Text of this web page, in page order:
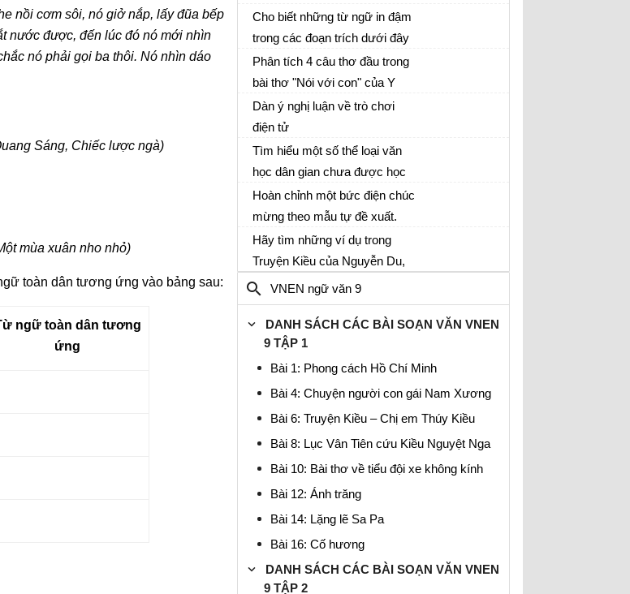
nồi cơm sôi, nó giở nắp, lấy đũa bếp
nước được, đến lúc đó nó mới nhìn
nó phải gọi ba thôi. Nó nhìn dáo
Sáng, Chiếc lược ngà)
mùa xuân nho nhỏ)
toàn dân tương ứng vào bảng sau:
ngữ toàn dân tương
ứng
qua những chi tiết nào?
Soạn văn 9 vnen bài 31 tập 2
Cho biết những từ ngữ in đậm
trong các đoạn trích dưới đây
có tác dụng liên kết câu chứa
chúng với câu nào. Đó là phép
liên kết gì?
Soạn văn 9 vnen bài 31 tập 2
Phân tích 4 câu thơ đầu trong
bài thơ "Nói với con" của Y
Phương
Bốn câu thơ đầu có cách diễn đạt như thế nào?
một bước, hai bước… nói lên điều gì?
Dàn ý nghị luận về trò chơi
điện tử
Dàn ý nghị luận về vấn đề nghiện game online
Tìm hiểu một số thể loại văn
học dân gian chưa được học
trong chương trình ngữ văn
THCS. Với mỗi thể loại, em
hãy lấy một VD.
Hoàn chỉnh một bức điện chúc
mừng theo mẫu tự đề xuất.
Hãy tìm những ví dụ trong
Truyện Kiều của Nguyễn Du,
thơ Hồ Xuân Hương hoặc
sáng tác của một tác giả hiện
đại để thấy ảnh hưởng của
văn học dân gian đối với văn
học viết.
VNEN ngữ văn 9
DANH SÁCH CÁC BÀI SOẠN VĂN VNEN
9 TẬP 1
Bài 1: Phong cách Hồ Chí Minh
Bài 4: Chuyện người con gái Nam Xương
Bài 6: Truyện Kiều – Chị em Thúy Kiều
Bài 8: Lục Vân Tiên cứu Kiều Nguyệt Nga
Bài 10: Bài thơ về tiểu đội xe không kính
Bài 12: Ánh trăng
Bài 14: Lặng lẽ Sa Pa
Bài 16: Cố hương
DANH SÁCH CÁC BÀI SOẠN VĂN VNEN
9 TẬP 2